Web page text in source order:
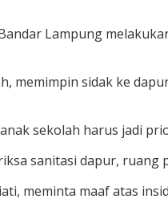
Lampung
memimpin sidak ke
sekolah harus jadi
sanitasi dapur,
meminta maaf atas